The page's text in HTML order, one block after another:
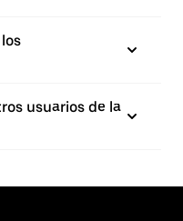
usuarios de la